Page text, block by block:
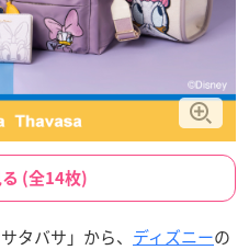
(全14枚)
タバサ」から、 ディズニーの